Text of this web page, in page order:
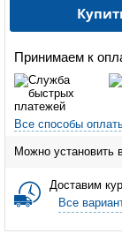
Принимаем к
Все способы
Можно установить
Доставим
Все